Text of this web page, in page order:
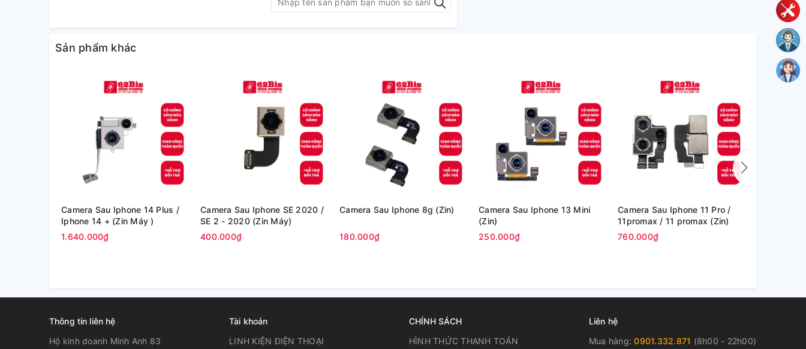
Sản phẩm khác
Camera Sau Iphone 14 Plus /
Iphone 14 + (Zin Máy )
1.640.000₫
Camera Sau Iphone SE 2020 /
SE 2 - 2020 (Zin Máy)
400.000₫
Camera Sau Iphone 8g (Zin)
180.000₫
Camera Sau Iphone 13 Mini
(Zin)
250.000₫
Camera Sau Iphone 11 Pro /
11promax / 11 promax (Zin)
760.000₫
Thông tin liên hệ
Hộ kinh doanh Minh Anh 83
Tài khoản
LINH KIỆN ĐIỆN THOẠI
CHÍNH SÁCH
HÌNH THỨC THANH TOÁN
Liên hệ
Mua hàng:0901.332.871 (8h00 - 22h00)